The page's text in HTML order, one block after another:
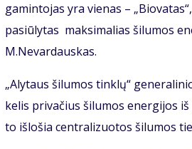
gamintojas yra vienas –
pasiūlytas maksimalias šilumos
M.Nevardauskas.
„Alytaus šilumos tinklų“
kelis privačius šilumos energijos
to išlošia centralizuotos šilumos